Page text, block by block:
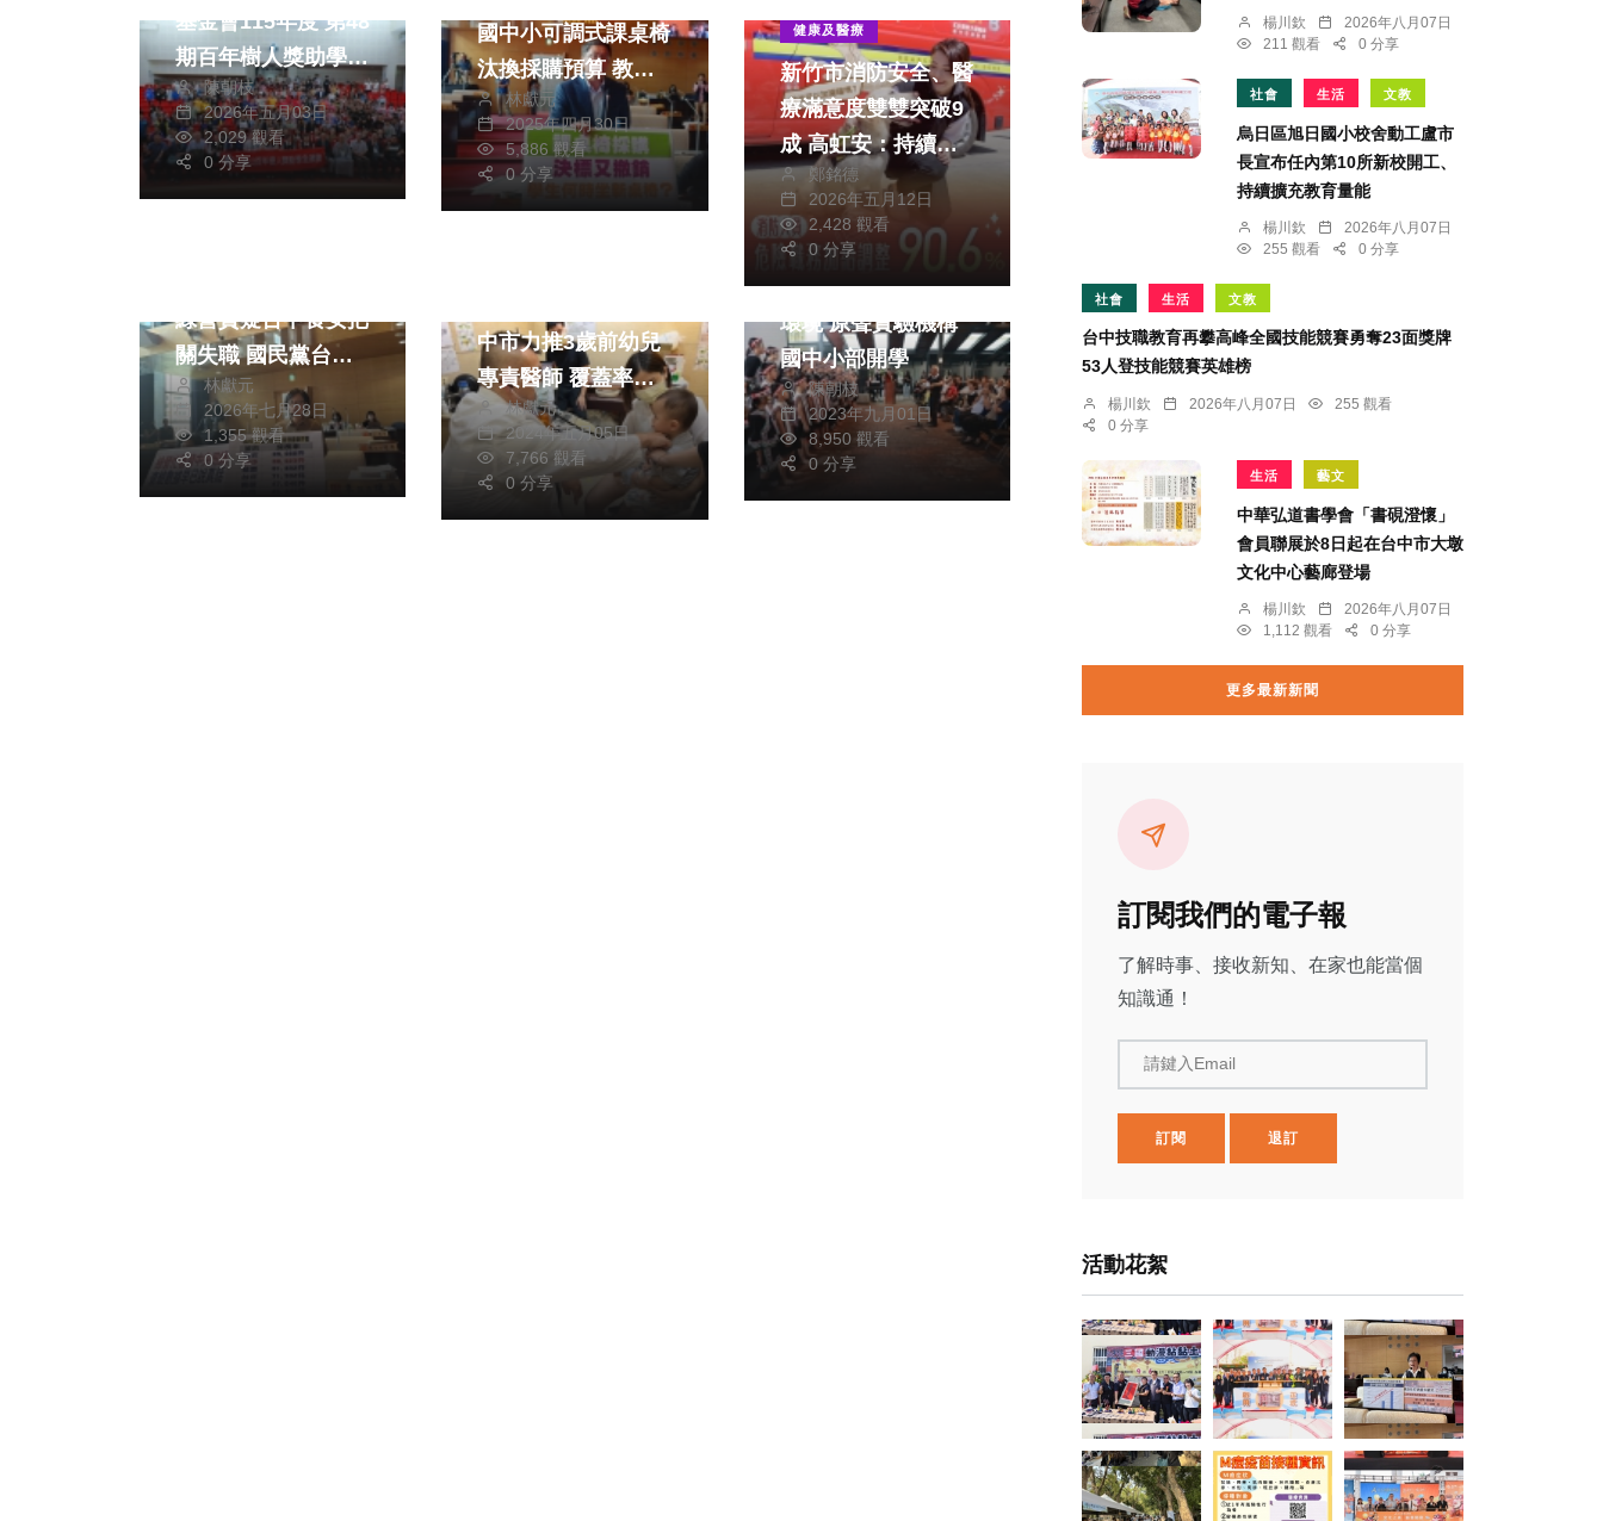
基金會115年度 第48
期百年樹人獎助學金
頒發活動
陳朝枝
2026年五月03日
2,029 觀看
0 分享
國中小可調式課桌椅
汰換採購預算 教育
局卻反覆更正決標公
告 民進黨台中市議
員林德宇求教育局盡
速改善
林獻元
2025年四月30日
5,886 觀看
0 分享
健康及醫療
新竹市消防安全、醫
療滿意度雙雙突破9
成 高虹安：持續傾
聽民意
鄭銘德
2026年五月12日
2,428 觀看
0 分享
熱門 政治
生活 健康及醫療
綠營質疑台中食安把
關失職 國民黨台中
市議員朱暖英：查驗
數據會說話 拒絕抹
黑第一線食安人員
林獻元
2026年七月28日
1,355 觀看
0 分享
中市力推3歲前幼兒
專責醫師 覆蓋率逾
56%超前達標
林獻元
2024年五月05日
7,766 觀看
0 分享
生活 健康及醫療
文教 綜合
給部落孩子優質學習
環境 原聲實驗機構
國中小部開學
陳朝枝
2023年九月01日
8,950 觀看
0 分享
楊川欽
2026年八月07日
211 觀看
0 分享
社會 生活 文教
烏日區旭日國小校舍動工盧市
長宣布任內第10所新校開工、
持續擴充教育量能
楊川欽
2026年八月07日
255 觀看
0 分享
社會 生活 文教
台中技職教育再攀高峰全國技能競賽勇奪23面獎牌
53人登技能競賽英雄榜
楊川欽 2026年八月07日
255 觀看
0 分享
生活 藝文
中華弘道書學會「書硯澄懷」
會員聯展於8日起在台中市大墩
文化中心藝廊登場
楊川欽
2026年八月07日
1,112 觀看
0 分享
更多最新新聞
訂閱我們的電子報
了解時事、接收新知、在家也能當個
知識通！
請鍵入Email
訂閱 退訂
活動花絮